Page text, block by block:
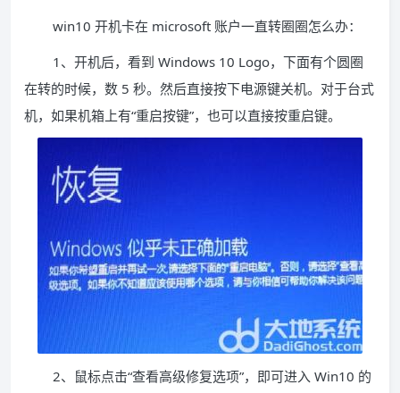
win10 开机卡在 microsoft 账户一直转圈圈怎么办：
1、开机后，看到 Windows 10 Logo，下面有个圆圈
在转的时候，数 5 秒。然后直接按下电源键关机。对于台式
机，如果机箱上有“重启按键”，也可以直接按重启键。
2、鼠标点击“查看高级修复选项”，即可进入 Win10 的